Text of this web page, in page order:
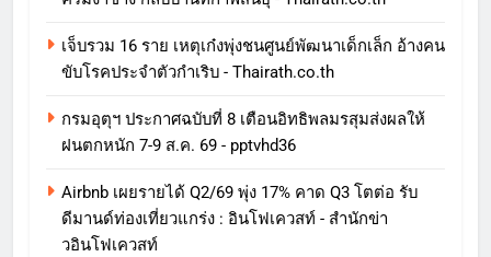
เจ็บรวม 16 ราย เหตุเก๋งพุ่งชนศูนย์พัฒนาเด็กเล็ก อ้างคน
ขับโรคประจำตัวกำเริบ - Thairath.co.th
กรมอุตุฯ ประกาศฉบับที่ 8 เตือนอิทธิพลมรสุมส่งผลให้
ฝนตกหนัก 7-9 ส.ค. 69 - pptvhd36
Airbnb เผยรายได้ Q2/69 พุ่ง 17% คาด Q3 โตต่อ รับ
ดีมานด์ท่องเที่ยวแกร่ง : อินโฟเควสท์ - สำนักข่า
วอินโฟเควสท์